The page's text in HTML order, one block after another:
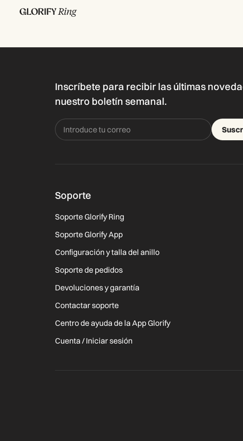
Inscríbete para recibir las últimas
nuestro boletín semanal.
Soporte
Soporte Glorify Ring
Soporte Glorify App
Configuración y talla del anillo
Soporte de pedidos
Devoluciones y garantía
Contactar soporte
Centro de ayuda de la App Glorify
Cuenta / Iniciar sesión